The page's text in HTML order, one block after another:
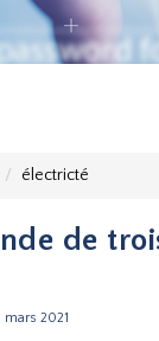
électricté
de
2021